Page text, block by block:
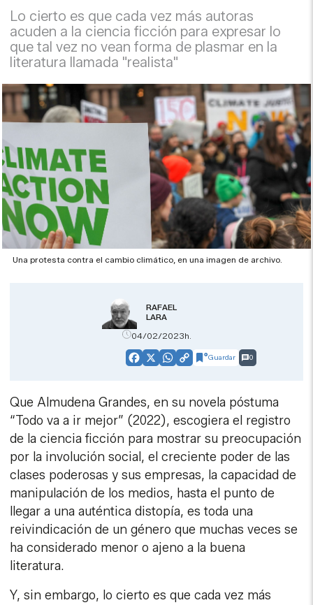
Lo cierto es que cada vez más autoras
acuden a la ciencia ficción para expresar lo
que tal vez no vean forma de plasmar en la
literatura llamada "realista"
Una protesta contra el cambio climático, en una imagen de archivo.
RAFAEL
LARA
04/02/2023h.
Facebook
X WhatsApp
CopyGuardar 0
Que Almudena Grandes, en su novela póstuma
“Todo va a ir mejor” (2022), escogiera el registro
de la ciencia ficción para mostrar su preocupación
por la involución social, el creciente poder de las
clases poderosas y sus empresas, la capacidad de
manipulación de los medios, hasta el punto de
llegar a una auténtica distopía, es toda una
reivindicación de un género que muchas veces se
ha considerado menor o ajeno a la buena
literatura.
Y, sin embargo, lo cierto es que cada vez más